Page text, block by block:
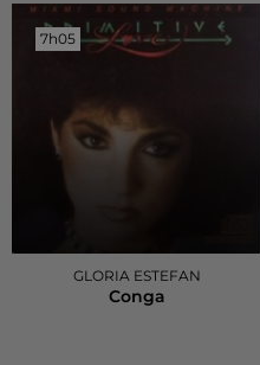
7h05
7h05
GLORIA ESTEFAN
Conga